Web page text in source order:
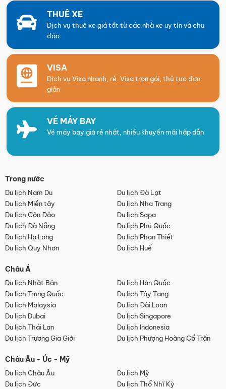
THUÊ XE
Dịch vụ thuê xe giá tốt từ các nhà xe uy tín và chu
đáo
VISA
Dịch vụ Visa nhanh, rẻ. Visa trọn gói, thủ tục đơn
giản
VÉ MÁY BAY
Vé máy bay giá rẻ nhất, nhiều khuyến mãi hấp dẫn
Trong nước
Du lịch Nam Du
Du lịch Đà Lạt
Du lịch Miền tây
Du lịch Nha Trang
Du lịch Côn Đảo
Du lịch Sapa
Du lịch Đà Nẵng
Du lịch Phú Quốc
Du lịch Hạ Long
Du lịch Phan Thiết
Du lịch Quy Nhơn
Du lịch Huế
Châu Á
Du lịch Nhật Bản
Du lịch Hàn Quốc
Du lịch Trung Quốc
Du lịch Tây Tạng
Du lịch Malaysia
Du lịch Đài Loan
Du lịch Dubai
Du lịch Singapore
Du lịch Thái Lan
Du lịch Indonesia
Du lịch Trương Gia Giới
Du lịch Phượng Hoàng Cổ Trấn
Châu Âu - Úc - Mỹ
Du lịch Châu Âu
Du lịch Mỹ
Du lịch Đức
Du lịch Thổ Nhĩ Kỳ